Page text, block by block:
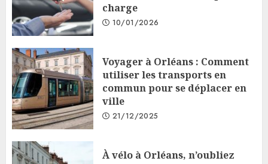
charge
10/01/2026
Voyager à Orléans : Comment
utiliser les transports en
commun pour se déplacer en
ville
21/12/2025
À vélo à Orléans, n’oubliez